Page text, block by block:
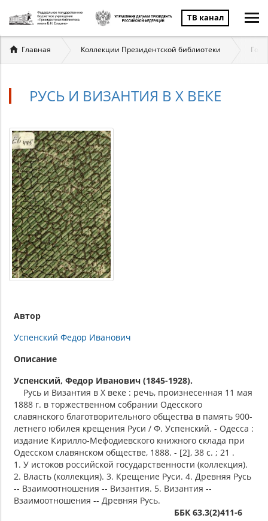
ТВ канал
Вы
здесь
Главная Коллекции Президентской библиотеки
РУСЬ И ВИЗАНТИЯ В X ВЕКЕ
Автор
Успенский Федор Иванович
Описание
Успенский, Федор Иванович (1845-1928).
Русь и Византия в X веке : речь, произнесенная 11 мая
1888 г. в торжественном собрании Одесского
славянского благотворительного общества в память 900-
летнего юбилея крещения Руси / Ф. Успенский. - Одесса :
издание Кирилло-Мефодиевского книжного склада при
Одесском славянском обществе, 1888. - [2], 38 с. ; 21 .
1. У истоков российской государственности (коллекция).
2. Власть (коллекция). 3. Крещение Руси. 4. Древняя Русь
-- Взаимоотношения -- Византия. 5. Византия --
Взаимоотношения -- Древняя Русь.
ББК 63.3(2)411-6